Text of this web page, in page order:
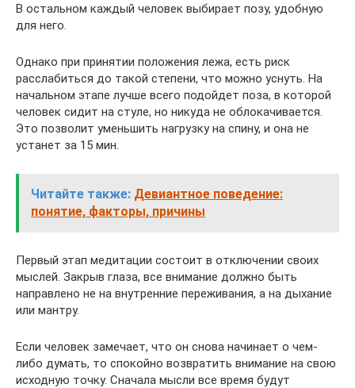
В остальном каждый человек выбирает позу, удобную
для него.
Однако при принятии положения лежа, есть риск
расслабиться до такой степени, что можно уснуть. На
начальном этапе лучше всего подойдет поза, в которой
человек сидит на стуле, но никуда не облокачивается.
Это позволит уменьшить нагрузку на спину, и она не
устанет за 15 мин.
Читайте также: Девиантное поведение:
понятие, факторы, причины
Первый этап медитации состоит в отключении своих
мыслей. Закрыв глаза, все внимание должно быть
направлено не на внутренние переживания, а на дыхание
или мантру.
Если человек замечает, что он снова начинает о чем-
либо думать, то спокойно возвратить внимание на свою
исходную точку. Сначала мысли все время будут